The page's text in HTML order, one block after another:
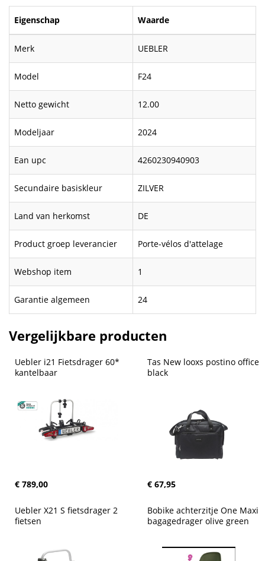
Eigenschap Waarde
Merk UEBLER
Model F24
Netto gewicht 12.00
Modeljaar 2024
Ean upc 4260230940903
Secundaire basiskleur ZILVER
Land van herkomst DE
Product groep leverancier Porte-vélos d'attelage
Webshop item 1
Garantie algemeen 24
Vergelijkbare producten
Uebler i21 Fietsdrager 60*
kantelbaar
€ 789,00
Tas New looxs postino office
black
€ 67,95
Uebler X21 S fietsdrager 2
fietsen
Bobike achterzitje One Maxi
bagagedrager olive green